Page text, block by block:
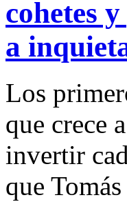
cohetes
a
Los
que crece
invertir
que